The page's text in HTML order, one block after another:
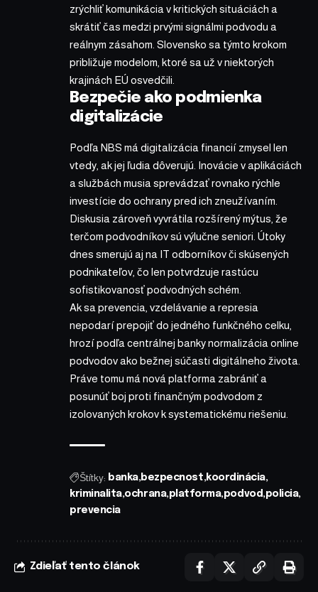
zrýchliť komunikácia v kritických situáciách a
skrátiť čas medzi prvými signálmi podvodu a
reálnym zásahom. Slovensko sa týmto krokom
približuje modelom, ktoré sa už v niektorých
krajinách EÚ osvedčili.
Bezpečie ako podmienka
digitalizácie
Podľa NBS má digitalizácia financií zmysel len
vtedy, ak jej ľudia dôverujú. Inovácie v aplikáciách
a službách musia sprevádzať rovnako rýchle
investície do ochrany pred ich zneužívaním.
Diskusia zároveň vyvrátila rozšírený mýtus, že
terčom podvodníkov sú výlučne seniori. Útoky
dnes smerujú aj na IT odborníkov či skúsených
podnikateľov, čo len potvrdzuje rastúcu
sofistikovanosť podvodných schém.
Ak sa prevencia, vzdelávanie a represia
nepodarí prepojiť do jedného funkčného celku,
hrozí podľa centrálnej banky normalizácia online
podvodov ako bežnej súčasti digitálneho života.
Práve tomu má nová platforma zabrániť a
posunúť boj proti finančným podvodom z
izolovaných krokov k systematickému riešeniu.
Štítky: banka bezpecnost koordinácia
kriminalita ochrana platforma podvod policia
prevencia
Zdieľať tento článok